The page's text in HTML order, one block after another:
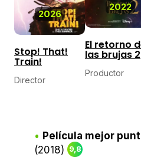
2026
Stop! That!
Train!
Director
2022
El retorno
las brujas 2
Productor
Película mejor
(2018)
9,8